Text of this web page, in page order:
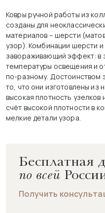
Ковры ручной работы из
созданы для
материалов – шерсти
узор). Комбинации шерсти
завораживающий эффект: в
температуры освещения и
по-разному. Достоинством
то, что они изготовлены из
высокая плотность
счёт высокой плотности в
мелкие детали узора.
Бесплатная
по всей
Получить